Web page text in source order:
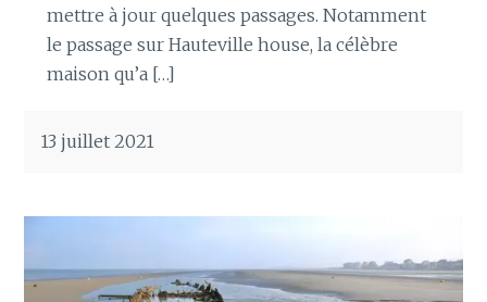
mettre à jour quelques passages. Notamment
le passage sur Hauteville house, la célèbre
maison qu’a […]
13 juillet 2021